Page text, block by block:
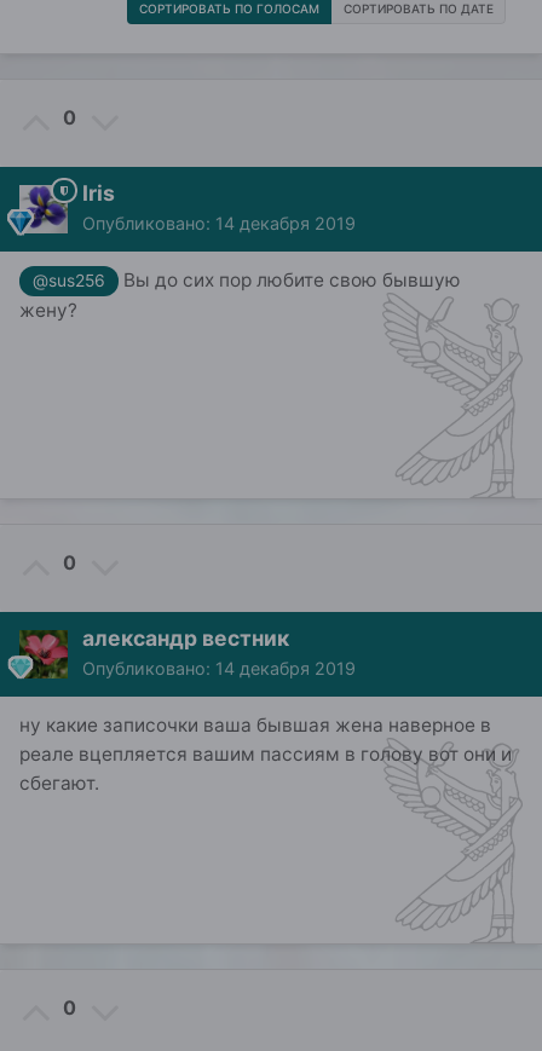
СОРТИРОВАТЬ ПО ГОЛОСАМ СОРТИРОВАТЬ ПО ДАТЕ
0
Iris
Опубликовано: 14 декабря 2019
@sus256
Вы до сих пор любите свою бывшую
жену?
0
александр вестник
Опубликовано: 14 декабря 2019
ну какие записочки ваша бывшая жена наверное в
реале вцепляется вашим пассиям в голову вот они и
сбегают.
0